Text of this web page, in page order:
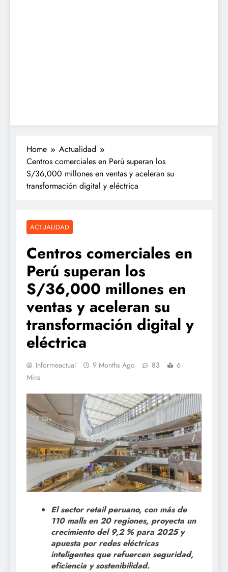
Home
Actualidad
Centros comerciales en Perú superan los
S/36,000 millones en ventas y aceleran su
transformación digital y eléctrica
ACTUALIDAD
Centros comerciales en
Perú superan los
S/36,000 millones en
ventas y aceleran su
transformación digital y
eléctrica
Informeactual 9 Months Ago 83
6
Mins
El sector retail peruano, con más de
110 malls en 20 regiones, proyecta un
crecimiento del 9,2 % para 2025 y
apuesta por redes eléctricas
inteligentes que refuercen seguridad,
eficiencia y sostenibilidad.